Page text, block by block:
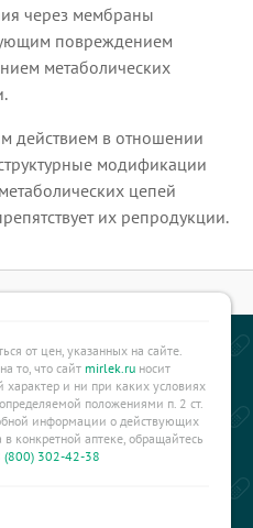
через мембраны
повреждением
метаболических
действием в отношении
модификации
цепей
их репродукции.
от цен, указанных на сайте.
то, что сайт mirlek.ru носит
и ни при каких условиях
положениями п. 2 ст.
информации о действующих
конкретной аптеке, обращайтесь
(800) 302-42-38